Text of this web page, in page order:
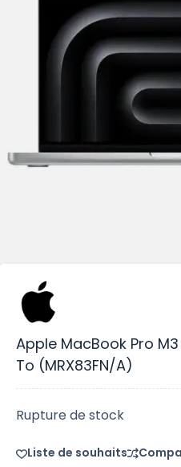
Apple MacBook Pro
To (MRX83FN/A)
Rupture de stock
Liste de souhaits